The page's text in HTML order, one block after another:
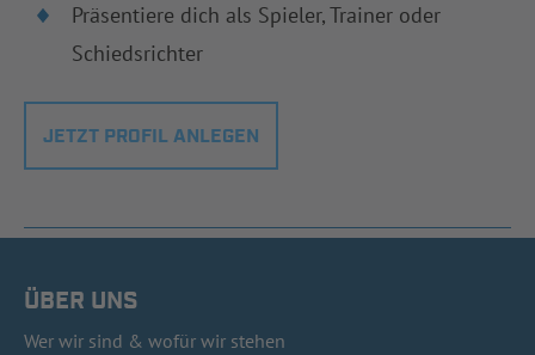
Präsentiere dich als Spieler, Trainer oder
Schiedsrichter
JETZT PROFIL ANLEGEN
ÜBER UNS
Wer wir sind & wofür wir stehen